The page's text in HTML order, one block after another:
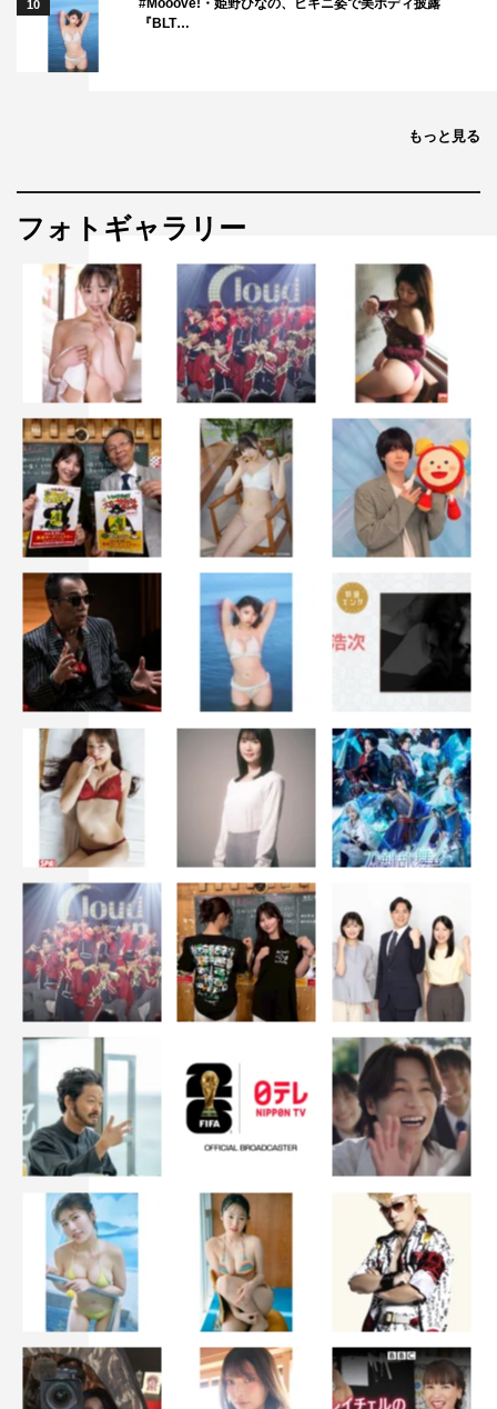
10
『BLT…
もっと見る
フォトギャラリー